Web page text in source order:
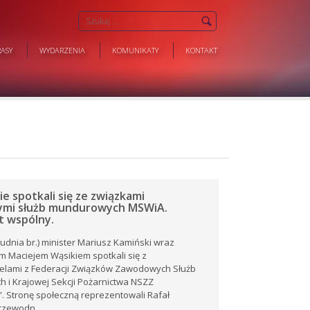
WYDARZENIA KOMUNIKATY KONTAKT
spotkali się ze związkami
służb mundurowych MSWiA.
wspólny.
br.) minister Mariusz Kamiński wraz
Maciejem Wąsikiem spotkali się z
z Federacji Związków Zawodowych Służb
i Krajowej Sekcji Pożarnictwa NSZZ
Stronę społeczną reprezentowali Rafał